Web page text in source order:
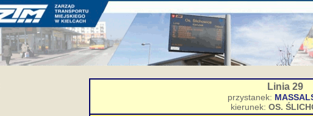
Linia 29
przystanek:
kierunek: OS.